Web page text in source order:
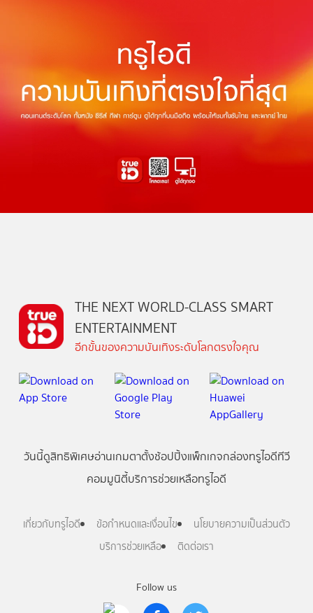
Follow us
THE NEXT WORLD-CLASS SMART
ENTERTAINMENT
อีกขั้นของความบันเทิงระดับโลกตรงใจคุณ
วันนี้ดูสิทธิพิเศษอ่านเกมตาตั้งช้อปปิ้งแพ็กเกจกล่องทรูไอดีทีวี
คอมมูนิตี้บริการช่วยเหลือทรูไอดี
เกี่ยวกับทรูไอดี ข้อกำหนดและเงื่อนไข
นโยบายความเป็นส่วนตัว
บริการช่วยเหลือ
ติดต่อเรา